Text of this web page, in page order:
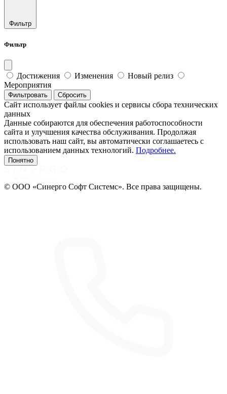
Фильтр
Фильтр
Достижения Изменения
Новый релиз
Мероприятия
Фильтровать Сбросить
Сайт использует файлы cookies и сервисы сбора технических
данных
Данные собираются для обеспечения работоспособности
сайта и улучшения качества обслуживания. Продолжая
использовать наш сайт, вы автоматически соглашаетесь с
использованием данных технологий. Подробнее.
Понятно
© ООО «Синерго Софт Системс». Все права защищены.